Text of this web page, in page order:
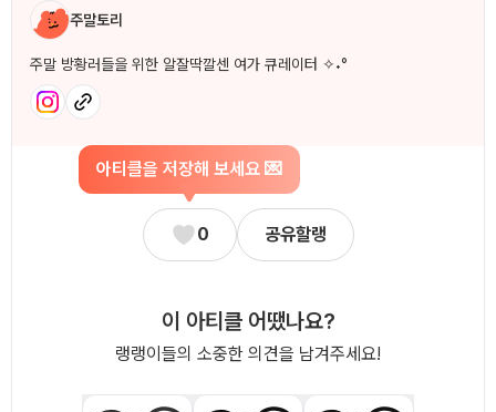
작성자 소개
주말토리
주말 방황러들을 위한 알잘딱깔센 여가 큐레이터 ✧˖°
아티클을 저장해 보세요 💌
0 공유할랭
이 아티클 어땠나요?
랭랭이들의 소중한 의견을 남겨주세요!